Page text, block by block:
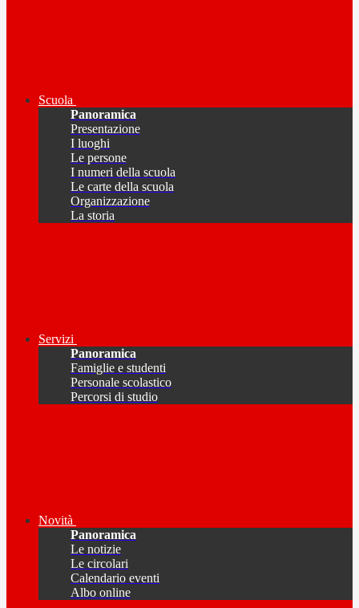
Scuola
Panoramica
Presentazione
I luoghi
Le persone
I numeri della scuola
Le carte della scuola
Organizzazione
La storia
Servizi
Panoramica
Famiglie e studenti
Personale scolastico
Percorsi di studio
Novità
Panoramica
Le notizie
Le circolari
Calendario eventi
Albo online